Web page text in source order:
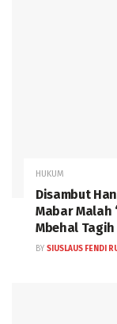
HUKUM
Disambut
Mabar Malah
Mbehal
BY SIUSLAUS FENDI